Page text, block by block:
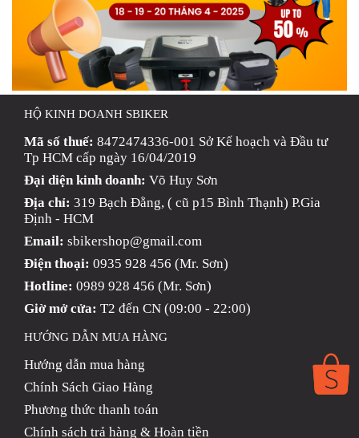
HỘ KINH DOANH SBIKER
Mã số thuế: 8472474336-001 Sở Kế hoạch và Đầu tư
Tp HCM cấp ngày 16/04/2019
Đại diện kinh doanh: Võ Huy Sơn
Địa chỉ: 319 Bạch Đằng, ( cũ p15 Bình Thạnh) P.Gia
Định - HCM
Email: sbikershop@gmail.com
Điện thoại: 0935 928 456 (Mr. Sơn)
Hotline: 0989 928 456 (Mr. Sơn)
Giờ mở cửa: T2 đến CN (09:00 - 22:00)
HƯỚNG DẪN MUA HÀNG
Hướng dẫn mua hàng
Chính Sách Giao Hàng
Phương thức thanh toán
Chính sách trả hàng & Hoàn tiền